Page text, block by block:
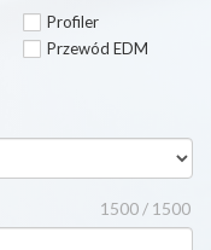
Profiler
Przewód EDM
1500 / 1500